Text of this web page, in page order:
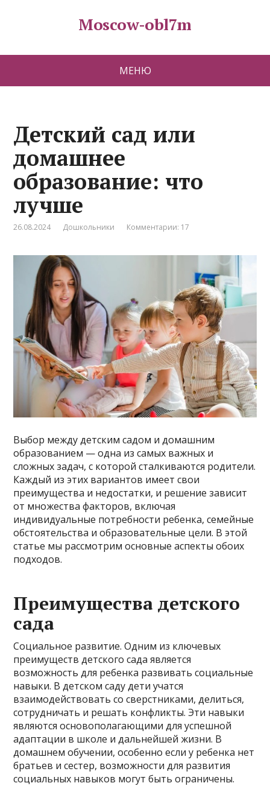
Moscow-obl7m
МЕНЮ
Детский сад или
домашнее
образование: что
лучше
26.08.2024 Дошкольники Комментарии: 17
Выбор между детским садом и домашним
образованием — одна из самых важных и
сложных задач, с которой сталкиваются родители.
Каждый из этих вариантов имеет свои
преимущества и недостатки, и решение зависит
от множества факторов, включая
индивидуальные потребности ребенка, семейные
обстоятельства и образовательные цели. В этой
статье мы рассмотрим основные аспекты обоих
подходов.
Преимущества детского
сада
Социальное развитие. Одним из ключевых
преимуществ детского сада является
возможность для ребенка развивать социальные
навыки. В детском саду дети учатся
взаимодействовать со сверстниками, делиться,
сотрудничать и решать конфликты. Эти навыки
являются основополагающими для успешной
адаптации в школе и дальнейшей жизни. В
домашнем обучении, особенно если у ребенка нет
братьев и сестер, возможности для развития
социальных навыков могут быть ограничены.